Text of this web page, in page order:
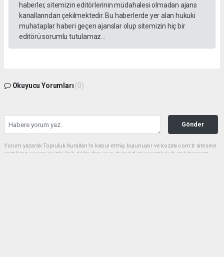
haberler, sitemizin editörlerinin müdahalesi olmadan ajans
kanallarından çekilmektedir. Bu haberlerde yer alan hukuki
muhataplar haberi geçen ajanslar olup sitemizin hiç bir
editörü sorumlu tutulamaz...
Okuyucu Yorumları (0)
Gönder
Yorum yazarak Topluluk Kuralları’nı kabul etmiş bulunuyor ve kozatv.com.tr sitesine
yaptığınız yorumunuzla ilgili doğrudan veya dolaylı tüm sorumluluğu tek başınıza